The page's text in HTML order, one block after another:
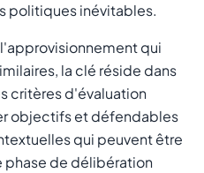
politiques inévitables.
qui
la clé réside dans
critères d'évaluation
objectifs et défendables
qui peuvent être
phase de délibération